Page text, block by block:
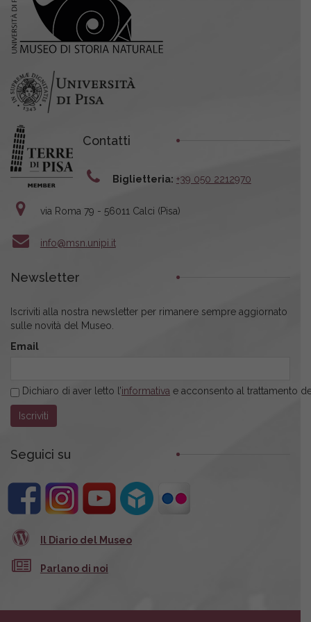
Contatti
Biglietteria: +39 050 2212970
via Roma 79 - 56011 Calci (Pisa)
info@msn.unipi.it
Newsletter
Iscriviti alla nostra newsletter per rimanere sempre aggiornato
sulle novità del Museo.
Email
Dichiaro di aver letto l’informativa e acconsento al trattamento
Seguici su
Il Diario del Museo
Parlano di noi